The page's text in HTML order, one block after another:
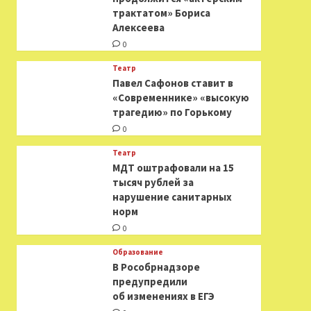
трактатом» Бориса
Алексеева
0
Театр
Павел Сафонов ставит в
«Современнике» «высокую
трагедию» по Горькому
0
Театр
МДТ оштрафовали на 15
тысяч рублей за
нарушение санитарных
норм
0
Образование
В Рособрнадзоре
предупредили
об изменениях в ЕГЭ